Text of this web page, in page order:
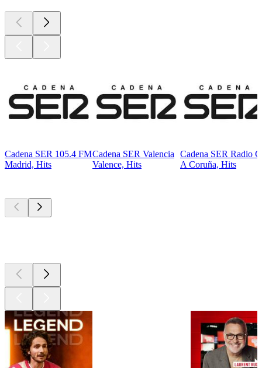
Cadena SER 105.4 FM
Madrid, Hits
Cadena SER Valencia
Valence, Hits
Cadena SER Radio
A Coruña, Hits